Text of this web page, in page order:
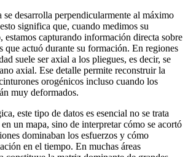
desarrolla perpendicularmente al máximo
significa que, cuando medimos su
estamos capturando información directa sobre
que actuó durante su formación. En regiones
suele ser axial a los pliegues, es decir, se
axial. Ese detalle permite reconstruir la
orogénicos incluso cuando los
muy deformados.
este tipo de datos es esencial no se trata
un mapa, sino de interpretar cómo se acortó
dominaban los esfuerzos y cómo
en el tiempo. En muchas áreas